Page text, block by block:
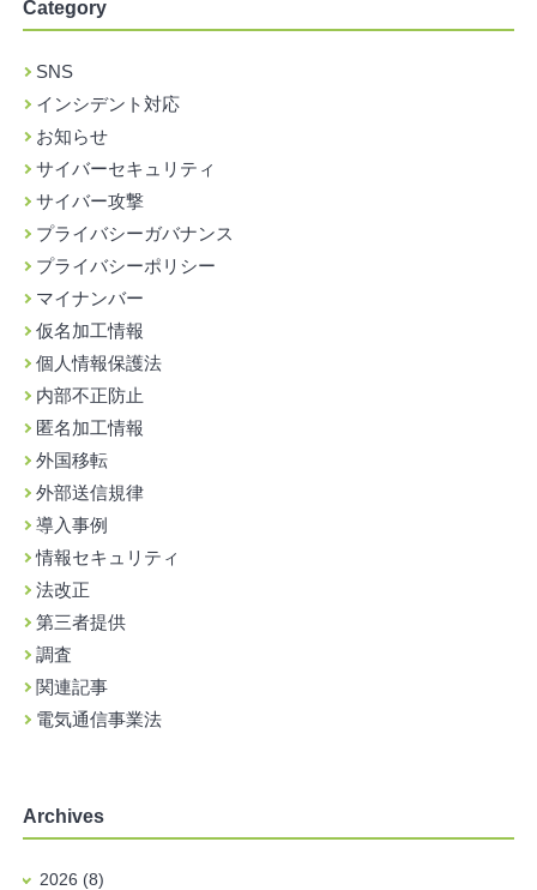
Category
SNS
インシデント対応
お知らせ
サイバーセキュリティ
サイバー攻撃
プライバシーガバナンス
プライバシーポリシー
マイナンバー
仮名加工情報
個人情報保護法
内部不正防止
匿名加工情報
外国移転
外部送信規律
導入事例
情報セキュリティ
法改正
第三者提供
調査
関連記事
電気通信事業法
Archives
2026 (8)